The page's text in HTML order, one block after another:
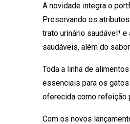
A novidade integra o
Preservando os
trato urinário saudável¹
saudáveis, além do
Toda a linha de
essenciais para os
oferecida como refeição
Com os novos